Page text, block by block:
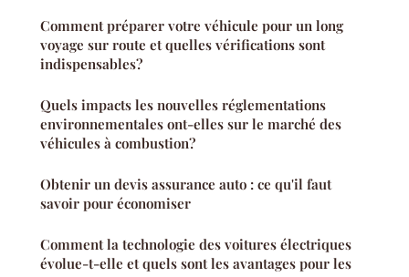
Comment préparer votre véhicule pour un long
voyage sur route et quelles vérifications sont
indispensables?
Quels impacts les nouvelles réglementations
environnementales ont-elles sur le marché des
véhicules à combustion?
Obtenir un devis assurance auto : ce qu'il faut
savoir pour économiser
Comment la technologie des voitures électriques
évolue-t-elle et quels sont les avantages pour les